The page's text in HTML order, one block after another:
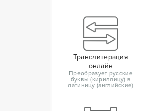
Транслитерация
онлайн
Преобразует русские
буквы (кириллицу) в
латиницу (английские)